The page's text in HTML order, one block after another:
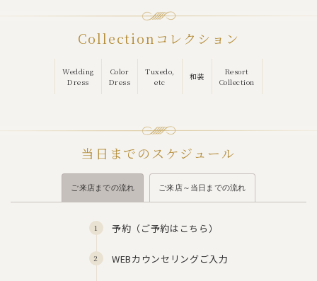
Collection コレクション
Wedding
Dress
Color
Dress
Tuxedo,
etc
和装
Resort
Collection
当日までのスケジュール
ご来店までの流れ ご来店～当日までの流れ
予約（ご予約はこちら）
WEBカウンセリングご入力